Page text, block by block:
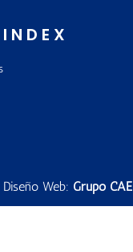
Diseño Web: Grupo CAE